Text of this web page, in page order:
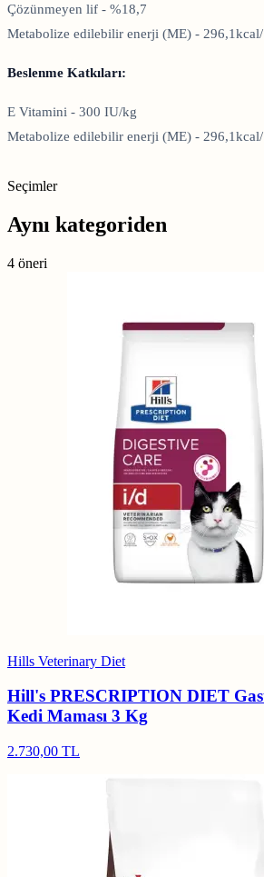
Çözünmeyen lif - %18,7
Metabolize edilebilir enerji (ME) -
Beslenme Katkıları:
E Vitamini - 300 IU/kg
Metabolize edilebilir enerji (ME) -
Seçimler
Aynı kategoriden
4 öneri
Hills Veterinary Diet
Hill's PRESCRIPTION DIET
Kedi Maması 3 Kg
2.730,00 TL